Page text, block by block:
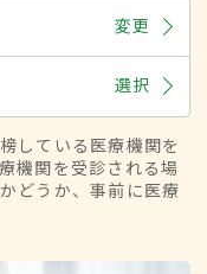
変更
選択
している医療機関を
機関を受診される場
どうか、事前に医療